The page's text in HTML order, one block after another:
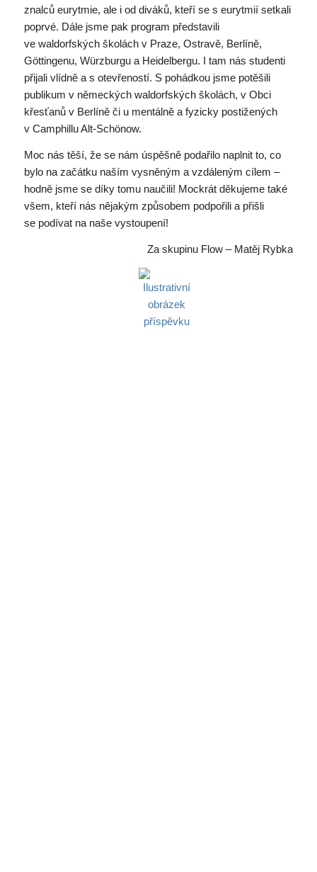
znalců eurytmie, ale i od diváků, kteří se s eurytmií setkali
poprvé. Dále jsme pak program představili
ve waldorfských školách v Praze, Ostravě, Berlíně,
Göttingenu, Würzburgu a Heidelbergu. I tam nás studenti
přijali vlídně a s otevřeností. S pohádkou jsme potěšili
publikum v německých waldorfských školách, v Obci
křesťanů v Berlíně či u mentálně a fyzicky postižených
v Camphillu Alt-Schönow.
Moc nás těší, že se nám úspěšně podařilo naplnit to, co
bylo na začátku naším vysněným a vzdáleným cílem –
hodně jsme se díky tomu naučili! Mockrát děkujeme také
všem, kteří nás nějakým způsobem podpořili a přišli
se podívat na naše vystoupení!
Za skupinu Flow – Matěj Rybka